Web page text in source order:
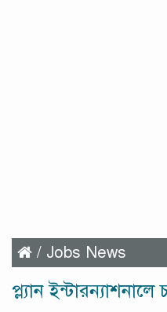
/ Jobs News
প্ল্যান